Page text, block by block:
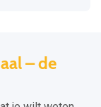
– de